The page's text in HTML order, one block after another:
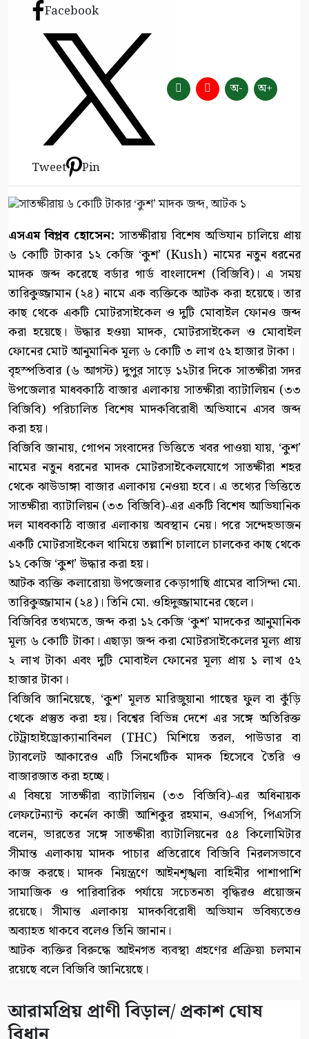
Facebook
Tweet Pin
অ- অ+
এসএম বিপ্লব হোসেন: সাতক্ষীরায় বিশেষ অভিযান চালিয়ে প্রায়
৬ কোটি টাকার ১২ কেজি ‘কুশ’ (Kush) নামের নতুন ধরনের
মাদক জব্দ করেছে বর্ডার গার্ড বাংলাদেশ (বিজিবি)। এ সময়
তারিকুজ্জামান (২৪) নামে এক ব্যক্তিকে আটক করা হয়েছে। তার
কাছ থেকে একটি মোটরসাইকেল ও দুটি মোবাইল ফোনও জব্দ
করা হয়েছে। উদ্ধার হওয়া মাদক, মোটরসাইকেল ও মোবাইল
ফোনের মোট আনুমানিক মূল্য ৬ কোটি ৩ লাখ ৫২ হাজার টাকা।
বৃহস্পতিবার (৬ আগস্ট) দুপুর সাড়ে ১২টার দিকে সাতক্ষীরা সদর
উপজেলার মাধবকাঠি বাজার এলাকায় সাতক্ষীরা ব্যাটালিয়ন (৩৩
বিজিবি) পরিচালিত বিশেষ মাদকবিরোধী অভিযানে এসব জব্দ
করা হয়।
বিজিবি জানায়, গোপন সংবাদের ভিত্তিতে খবর পাওয়া যায়, ‘কুশ’
নামের নতুন ধরনের মাদক মোটরসাইকেলযোগে সাতক্ষীরা শহর
থেকে ঝাউডাঙ্গা বাজার এলাকায় নেওয়া হবে। এ তথ্যের ভিত্তিতে
সাতক্ষীরা ব্যাটালিয়ন (৩৩ বিজিবি)-এর একটি বিশেষ আভিযানিক
দল মাধবকাঠি বাজার এলাকায় অবস্থান নেয়। পরে সন্দেহভাজন
একটি মোটরসাইকেল থামিয়ে তল্লাশি চালালে চালকের কাছ থেকে
১২ কেজি ‘কুশ’ উদ্ধার করা হয়।
আটক ব্যক্তি কলারোয়া উপজেলার কেড়াগাছি গ্রামের বাসিন্দা মো.
তারিকুজ্জামান (২৪)। তিনি মো. ওহিদুজ্জামানের ছেলে।
বিজিবির তথ্যমতে, জব্দ করা ১২ কেজি ‘কুশ’ মাদকের আনুমানিক
মূল্য ৬ কোটি টাকা। এছাড়া জব্দ করা মোটরসাইকেলের মূল্য প্রায়
২ লাখ টাকা এবং দুটি মোবাইল ফোনের মূল্য প্রায় ১ লাখ ৫২
হাজার টাকা।
বিজিবি জানিয়েছে, ‘কুশ’ মূলত মারিজুয়ানা গাছের ফুল বা কুঁড়ি
থেকে প্রস্তুত করা হয়। বিশ্বের বিভিন্ন দেশে এর সঙ্গে অতিরিক্ত
টেট্রাহাইড্রোক্যানাবিনল (THC) মিশিয়ে তরল, পাউডার বা
ট্যাবলেট আকারেও এটি সিনথেটিক মাদক হিসেবে তৈরি ও
বাজারজাত করা হচ্ছে।
এ বিষয়ে সাতক্ষীরা ব্যাটালিয়ন (৩৩ বিজিবি)-এর অধিনায়ক
লেফটেন্যান্ট কর্নেল কাজী আশিকুর রহমান, ওএসপি, পিএসসি
বলেন, ভারতের সঙ্গে সাতক্ষীরা ব্যাটালিয়নের ৫৪ কিলোমিটার
সীমান্ত এলাকায় মাদক পাচার প্রতিরোধে বিজিবি নিরলসভাবে
কাজ করছে। মাদক নিয়ন্ত্রণে আইনশৃঙ্খলা বাহিনীর পাশাপাশি
সামাজিক ও পারিবারিক পর্যায়ে সচেতনতা বৃদ্ধিরও প্রয়োজন
রয়েছে। সীমান্ত এলাকায় মাদকবিরোধী অভিযান ভবিষ্যতেও
অব্যাহত থাকবে বলেও তিনি জানান।
আটক ব্যক্তির বিরুদ্ধে আইনগত ব্যবস্থা গ্রহণের প্রক্রিয়া চলমান
রয়েছে বলে বিজিবি জানিয়েছে।
আরামপ্রিয় প্রাণী বিড়াল/ প্রকাশ ঘোষ